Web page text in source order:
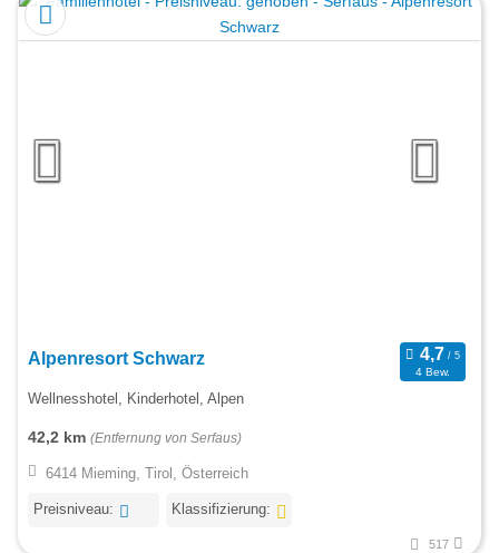
Alpenresort Schwarz
4 Bew.
Wellnesshotel, Kinderhotel, Alpen
42,2 km (Entfernung von Serfaus)
6414 Mieming, Tirol, Österreich
Preisniveau: Klassifizierung:
517